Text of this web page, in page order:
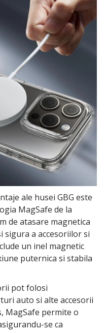
ale husei GBG este
MagSafe de la
de atasare magnetica
sigura a accesoriilor si
un inel magnetic
puternica si stabila
pot folosi
auto si alte accesorii
MagSafe permite o
se ca